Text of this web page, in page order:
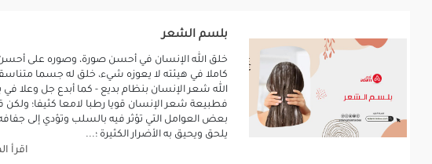
بلسم الشعر
خلق الله الإنسان في أحسن صورة، وصوره على
كاملا في هيئته لا يعوزه شيء، خلق له جسما
الله شعر الإنسان بنظام بديع - كما أبدع جل وعلا
فطبيعة شعر الإنسان قويا رطبا لامعا كثيفا؛ ولكن
بعض العوامل التي تؤثر فيه بالسلب وتؤدي إلى
يلحق ويحيق به الأضرار الكثيرة ؛...
اقرأ